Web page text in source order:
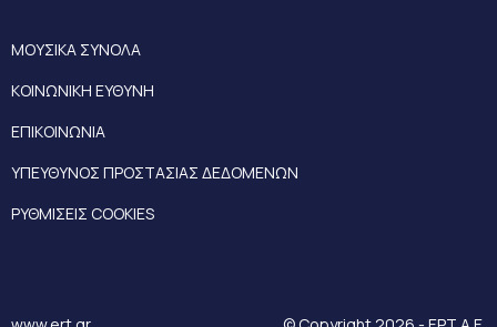
ΜΟΥΣΙΚΑ ΣΥΝΟΛΑ
ΚΟΙΝΩΝΙΚΗ ΕΥΘΥΝΗ
ΕΠΙΚΟΙΝΩΝΙΑ
ΥΠΕΥΘΥΝΟΣ ΠΡΟΣΤΑΣΙΑΣ ΔΕΔΟΜΕΝΩΝ
ΡΥΘΜΙΣΕΙΣ COOKIES